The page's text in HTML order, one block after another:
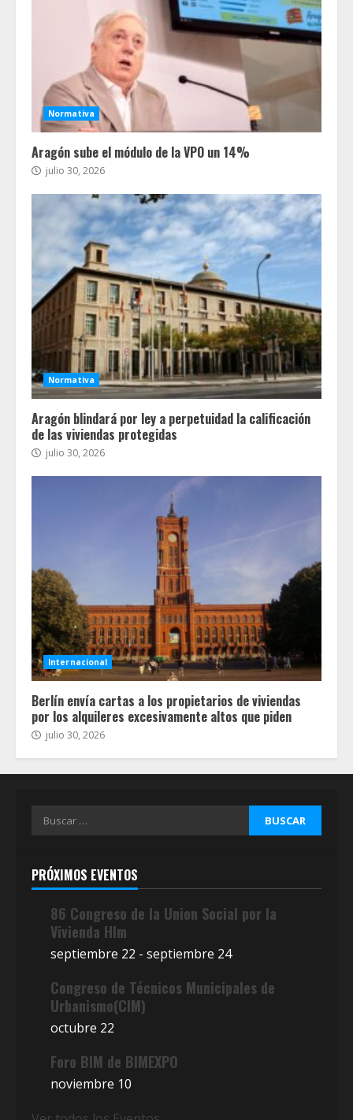
Normativa
Aragón sube el módulo de la VPO un 14%
julio 30, 2026
Normativa
Aragón blindará por ley a perpetuidad la calificación
de las viviendas protegidas
julio 30, 2026
Internacional
Berlín envía cartas a los propietarios de viviendas
por los alquileres excesivamente altos que piden
julio 30, 2026
Buscar:
PRÓXIMOS EVENTOS
86 Congreso de la Union Social por la
Vivienda Hlm
septiembre 22 - septiembre 24
Congreso de Técnicos Municipales de
Urbanismo(CIM)
octubre 22
Foro BIM de BIMEXPO
noviembre 10